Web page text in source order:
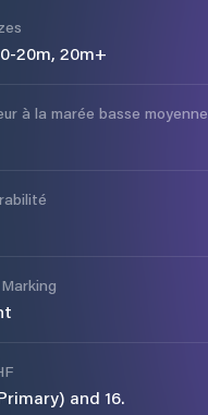
20m, 20m+
à la marée basse moyenne
and 16.